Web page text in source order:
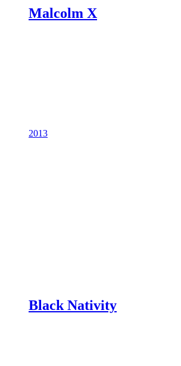
Malcolm X
2013
Black Nativity